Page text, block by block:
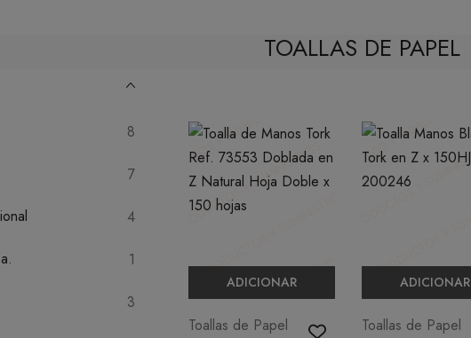
TOALLAS DE PAPEL
8
7
4
1
3
ADICIONAR
Toallas de Papel
ADICIONAR
Toallas de Papel